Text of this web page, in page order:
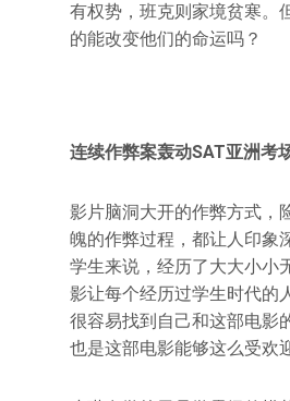
有权势，班克则家境贫寒。
的能改变他们的命运吗？
连续作弊案轰动SAT亚洲考
影片脑洞大开的作弊方式，
魄的作弊过程，都让人印象
学生来说，经历了大大小小
影让每个经历过学生时代的
很容易找到自己和这部电影
也是这部电影能够这么受欢